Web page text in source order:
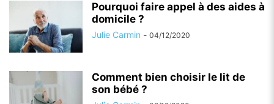
Pourquoi faire appel à des aides à
domicile ?
Julie Carmin - 04/12/2020
Comment bien choisir le lit de
son bébé ?